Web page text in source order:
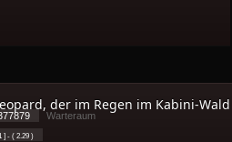
der im Regen im Kabini-Wald
Warteraum
] - ( 2.29 )